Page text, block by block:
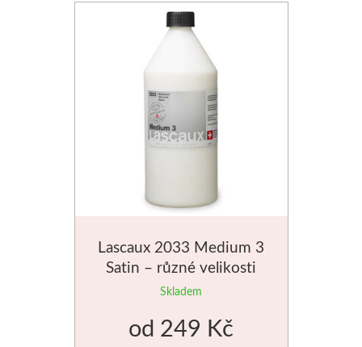
Glazury
Řezbářská dláta
Rydla
Akvarel
Lascaux 2033 Medium 3
Satin – různé velikosti
Skladem
od 249 Kč